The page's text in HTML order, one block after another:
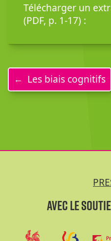
Télécharger un
(PDF, p. 1-17) :
Les biais cognitifs
Avec le